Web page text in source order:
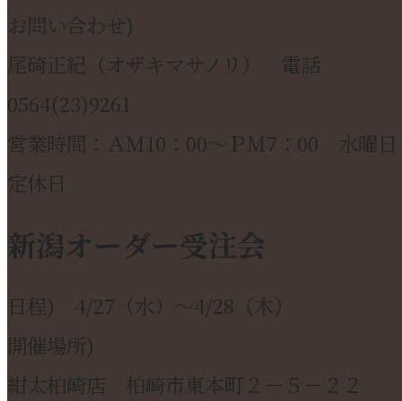
お問い合わせ)
尾碕正紀（オザキマサノリ） 電話
0564(23)9261
営業時間：ＡＭ10：00～ＰＭ7：00 水曜日
定休日
新潟オーダー受注会
日程) 4/27（水）～4/28（木）
開催場所)
紺太柏崎店 柏崎市東本町２－５－２２